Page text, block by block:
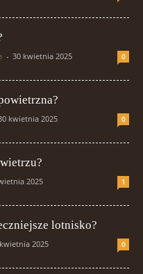
- 30 kwietnia 2025 0
kwietnia 2025 0
2025 1
lotnisko?
2025 0